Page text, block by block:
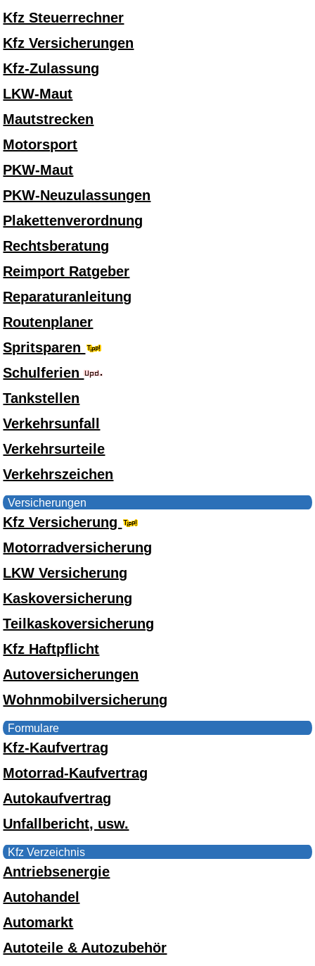
Kfz Steuerrechner
Kfz Versicherungen
Kfz-Zulassung
LKW-Maut
Mautstrecken
Motorsport
PKW-Maut
PKW-Neuzulassungen
Plakettenverordnung
Rechtsberatung
Reimport Ratgeber
Reparaturanleitung
Routenplaner
Spritsparen
Schulferien
Tankstellen
Verkehrsunfall
Verkehrsurteile
Verkehrszeichen
Versicherungen
Kfz Versicherung
Motorradversicherung
LKW Versicherung
Kaskoversicherung
Teilkaskoversicherung
Kfz Haftpflicht
Autoversicherungen
Wohnmobilversicherung
Formulare
Kfz-Kaufvertrag
Motorrad-Kaufvertrag
Autokaufvertrag
Unfallbericht, usw.
Kfz Verzeichnis
Antriebsenergie
Autohandel
Automarkt
Autoteile & Autozubehör